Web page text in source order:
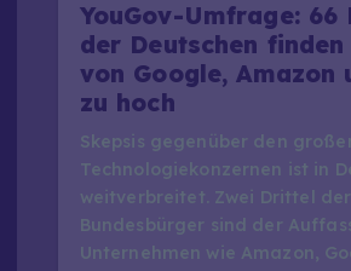
YouGov-Umfrage: 66
der Deutschen
von Google, Amazon
zu hoch
Skepsis gegenüber den
Technologiekonzernen ist in
weitverbreitet. Zwei Drittel der
Bundesbürger sind der
Unternehmen wie Amazon,